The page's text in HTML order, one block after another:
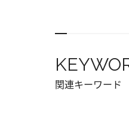
関連キーワード